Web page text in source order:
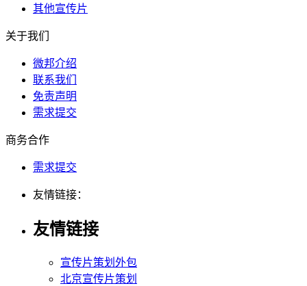
其他宣传片
关于我们
微邦介绍
联系我们
免责声明
需求提交
商务合作
需求提交
友情链接：
友情链接
宣传片策划外包
北京宣传片策划